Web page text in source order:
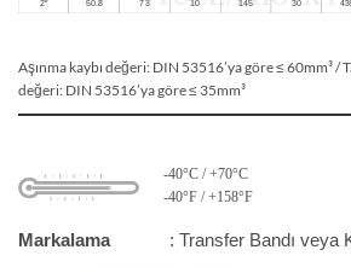
Aşınma kaybı değeri: DIN 53516’ya göre ≤ 60mm³ /
değeri: DIN 53516’ya göre ≤ 35mm³
-40°C / +70°C
-40°F / +158°F
Markalama : Transfer Bandı veya